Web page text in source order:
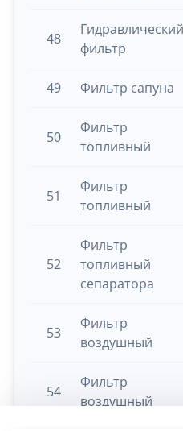
48
Гидравлический
фильтр
49 Фильтр сапуна
50
Фильтр
топливный
51
Фильтр
топливный
52
Фильтр
топливный
сепаратора
53
Фильтр
воздушный
54
Фильтр
воздушный